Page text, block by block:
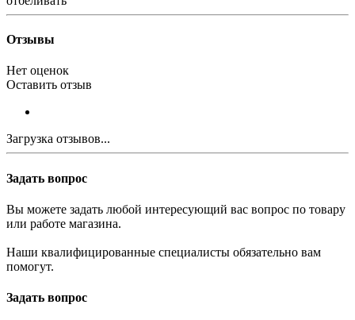
Отзывы
Нет оценок
Оставить отзыв
Загрузка отзывов...
Задать вопрос
Вы можете задать любой интересующий вас вопрос по товару
или работе магазина.
Наши квалифицированные специалисты обязательно вам
помогут.
Задать вопрос